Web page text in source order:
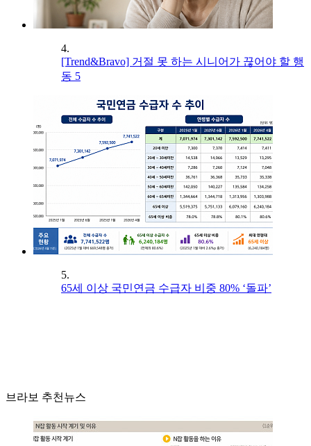
4.
[Trend&Bravo] 거절 못 하는 시니어가 끊어야 할 행
동 5
5.
65세 이상 국민연금 수급자 비중 80% ‘돌파’
브라보 추천뉴스